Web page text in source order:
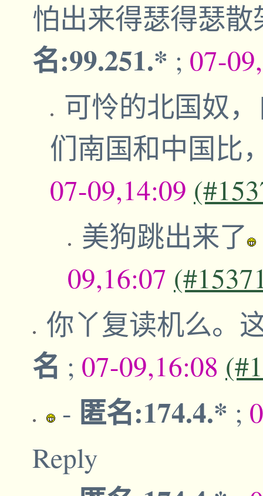
怕出来得瑟得瑟
名:99.251.* ; 07-
可怜的北国奴
们南国和中国比
07-09,14:09
美狗跳出来了
09,16:07
你丫复读机么。
名 ; 07-09,16:08
- 匿名:174.4.* ;
Reply